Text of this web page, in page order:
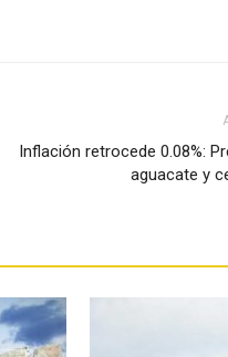
Inflación retrocede 0.08%:
aguacate y